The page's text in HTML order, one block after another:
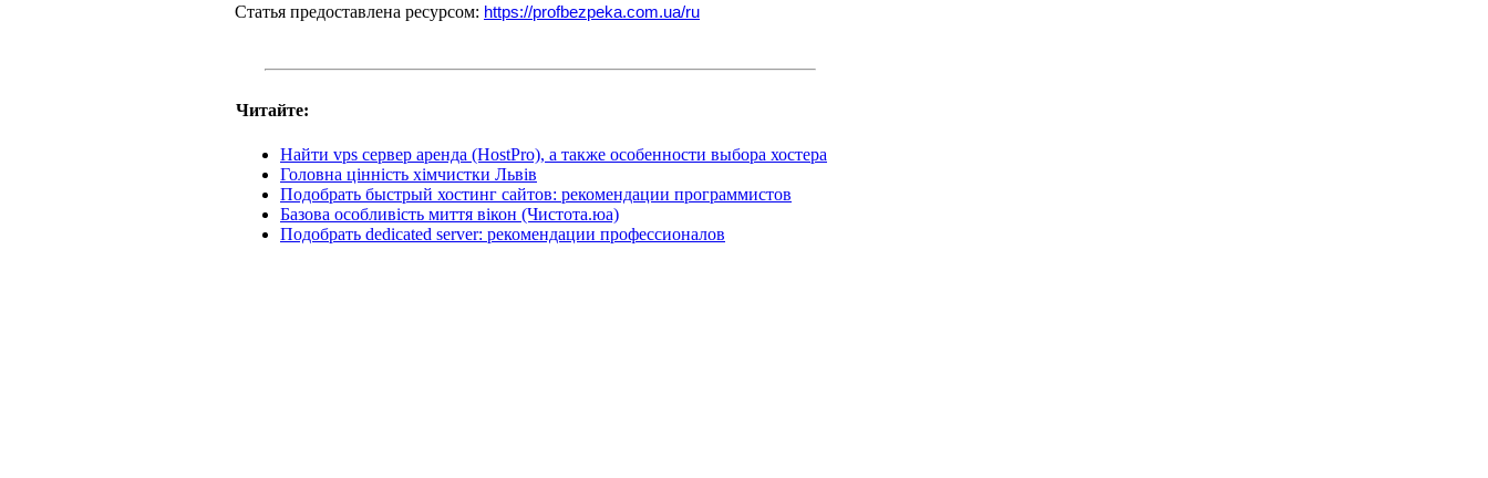
Статья предоставлена ресурсом: https://profbezpeka.com.ua/ru
Читайте:
Найти vps сервер аренда (HostPro), а также особенности выбора хостера
Головна цінність хімчистки Львів
Подобрать быстрый хостинг сайтов: рекомендации программистов
Базова особливість миття вікон (Чистота.юа)
Подобрать dedicated server: рекомендации профессионалов